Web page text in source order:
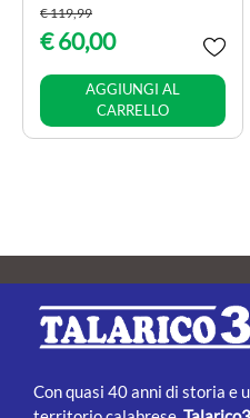
€ 119,99
€ 60,00
Quantità
AGGIUNGI AL
CARRELLO
Con quasi 40 anni di storia e